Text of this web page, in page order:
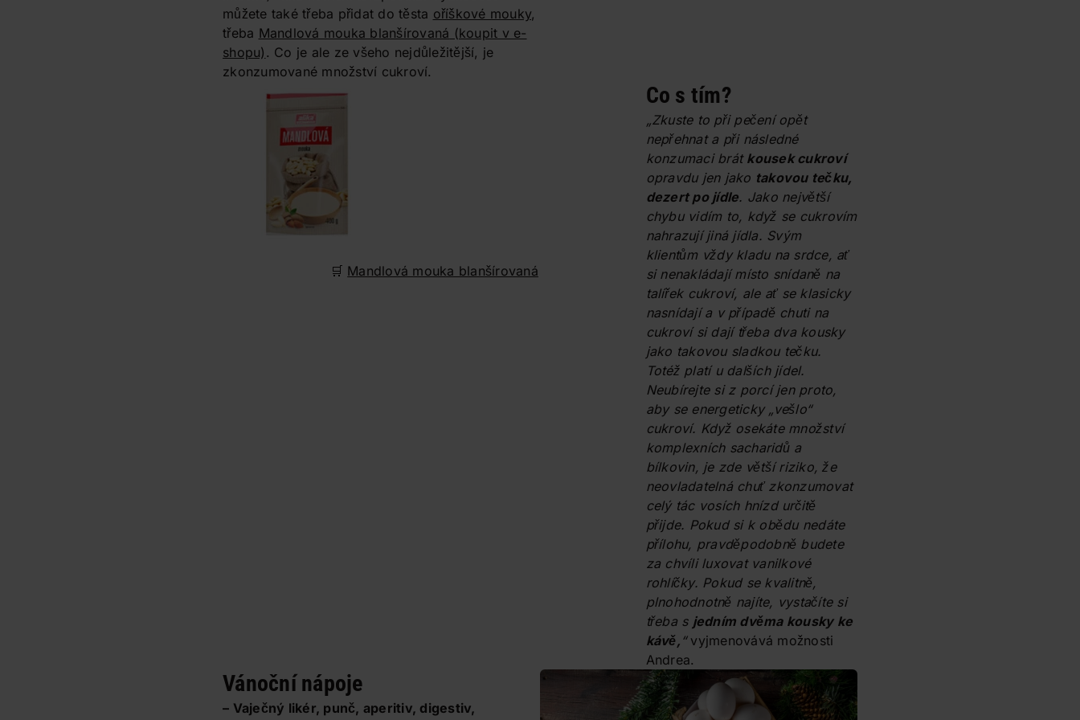
můžete také třeba přidat do těsta oříškové mouky,
třeba Mandlová mouka blanšírovaná (koupit v e-
shopu) . Co je ale ze všeho nejdůležitější, je
zkonzumované množství cukroví.
🛒 Mandlová mouka blanšírovaná
Co s tím?
„Zkuste to při pečení opět
nepřehnat a při následné
konzumaci brát kousek cukroví
opravdu jen jako takovou tečku,
dezert po jídle. Jako největší
chybu vidím to, když se cukrovím
nahrazují jiná jídla. Svým
klientům vždy kladu na srdce, ať
si nenakládají místo snídaně na
talířek cukroví, ale ať se klasicky
nasnídají a v případě chuti na
cukroví si dají třeba dva kousky
jako takovou sladkou tečku.
Totéž platí u dalších jídel.
Neubírejte si z porcí jen proto,
aby se energeticky „vešlo“
cukroví. Když osekáte množství
komplexních sacharidů a
bílkovin, je zde větší riziko, že
neovladatelná chuť zkonzumovat
celý tác vosích hnízd určitě
přijde. Pokud si k obědu nedáte
přílohu, pravděpodobně budete
za chvíli luxovat vanilkové
rohlíčky. Pokud se kvalitně,
plnohodnotně najíte, vystačíte si
třeba s jedním dvěma kousky ke
kávě, “vyjmenovává možnosti
Andrea.
Vánoční nápoje
– Vaječný likér, punč, aperitiv, digestiv,